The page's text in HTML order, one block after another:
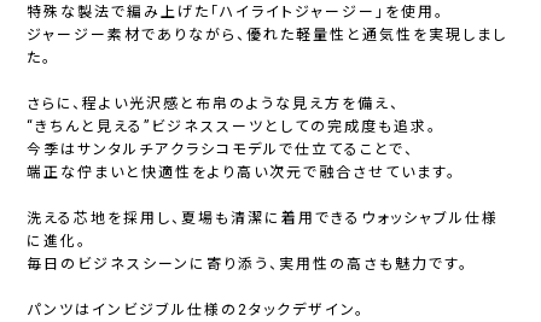
特殊な製法で編み上げた「ハイライトジャージー」を使用。
ジャージー素材でありながら、優れた軽量性と通気性を実現しまし
た。
さらに、程よい光沢感と布帛のような見え方を備え、
“きちんと見える”ビジネススーツとしての完成度も追求。
今季はサンタルチアクラシコモデルで仕立てることで、
端正な佇まいと快適性をより高い次元で融合させています。
洗える芯地を採用し、夏場も清潔に着用できるウォッシャブル仕様
に進化。
毎日のビジネスシーンに寄り添う、実用性の高さも魅力です。
パンツはインビジブル仕様の2タックデザイン。